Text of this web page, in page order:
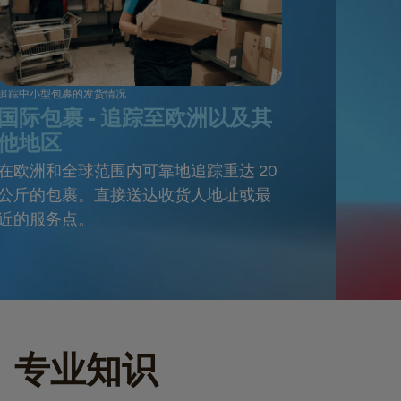
踪中小型包裹的发货情况
际包裹 - 追踪至欧洲以及其
地区
欧洲和全球范围内可靠地追踪重达 20
斤的包裹。直接送达收货人地址或最
的服务点。
专业知识